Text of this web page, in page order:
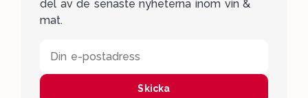
del av de senaste nyheterna inom vin &
mat.
Din e-postadress
Skicka